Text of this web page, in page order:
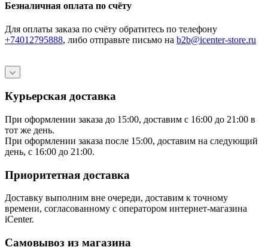
Безналичная оплата по счёту
Для оплаты заказа по счёту обратитесь по телефону
+74012795888, либо отправьте письмо на b2b@icenter-store.ru
Курьерская доставка
При оформлении заказа до 15:00, доставим с 16:00 до 21:00 в
тот же день.
При оформлении заказа после 15:00, доставим на следующий
день, с 16:00 до 21:00.
Приоритетная доставка
Доставку выполним вне очереди, доставим к точному
времени, согласованному с оператором интернет-магазина
iCenter.
Самовывоз из магазина